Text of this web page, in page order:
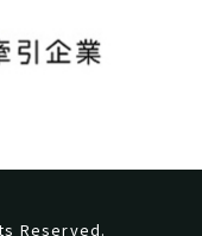
Reserved.